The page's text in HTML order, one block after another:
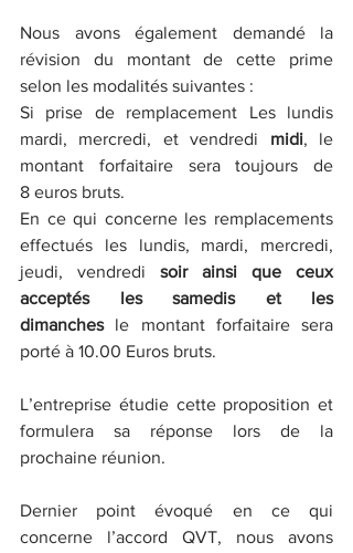
Nous avons également demandé la
révision du montant de cette prime
selon les modalités suivantes :
Si prise de remplacement Les lundis
mardi, mercredi, et vendredi midi, le
montant forfaitaire sera toujours de
8 euros bruts.
En ce qui concerne les remplacements
effectués les lundis, mardi, mercredi,
jeudi, vendredi soir ainsi que ceux
acceptés les samedis et les
dimanches le montant forfaitaire sera
porté à 10.00 Euros bruts.
L’entreprise étudie cette proposition et
formulera sa réponse lors de la
prochaine réunion.
Dernier point évoqué en ce qui
concerne l’accord QVT, nous avons